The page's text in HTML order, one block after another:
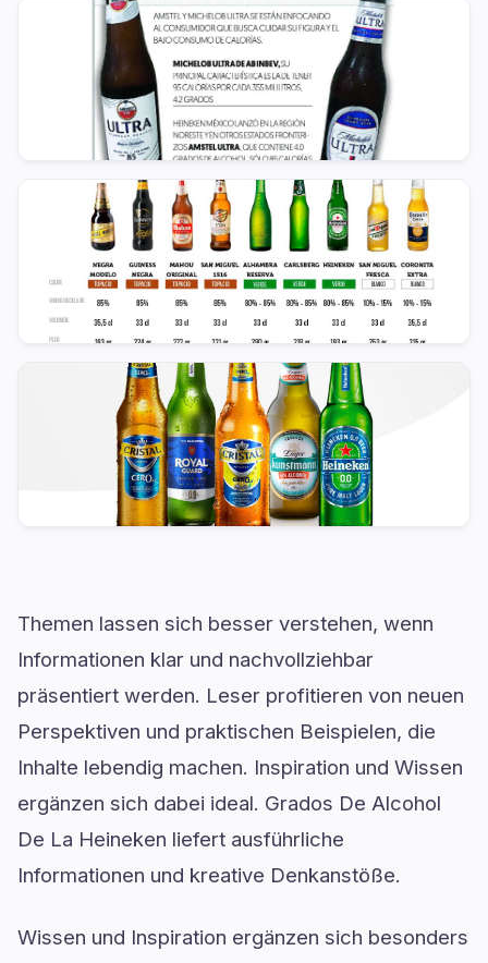
Themen lassen sich besser verstehen, wenn
Informationen klar und nachvollziehbar
präsentiert werden. Leser profitieren von neuen
Perspektiven und praktischen Beispielen, die
Inhalte lebendig machen. Inspiration und Wissen
ergänzen sich dabei ideal. Grados De Alcohol
De La Heineken liefert ausführliche
Informationen und kreative Denkanstöße.
Wissen und Inspiration ergänzen sich besonders